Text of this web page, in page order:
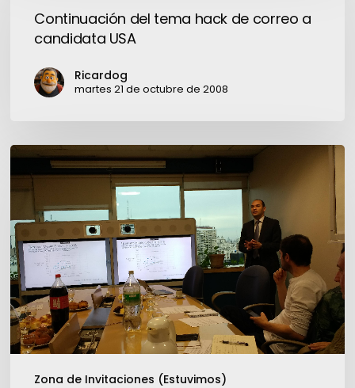
correo
Continuación del tema hack de correo a
candidata USA
Ricardog
martes 21 de octubre de 2008
Zona de Invitaciones (Estuvimos)
Cisco
VNI:
Por
números
los
conoceréis